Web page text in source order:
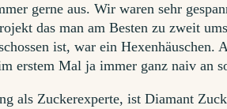
gerne aus. Wir waren sehr
das man am Besten zu zweit
ist, war ein Hexenhäuschen.
erstem Mal ja immer ganz naiv an
als Zuckerexperte, ist Diamant